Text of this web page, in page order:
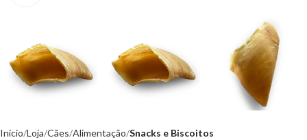
Início Loja Cães Alimentação Snacks e Biscoitos